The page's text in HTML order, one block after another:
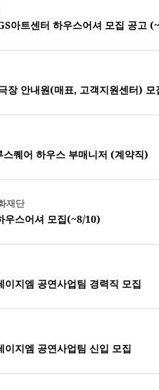
아트센터 하우스어셔 모집 공고
장 안내원(매표, 고객지원센터)
퀘어 하우스 부매니저 (계약직)
재단
우스어셔 모집(~8/10)
이지엠 공연사업팀 경력직 모집
이지엠 공연사업팀 신입 모집